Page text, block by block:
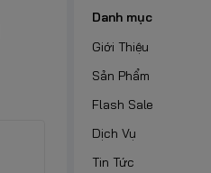
Danh mục
Giới Thiệu
Sản Phẩm
Flash Sale
Dịch Vụ
Tin Tức